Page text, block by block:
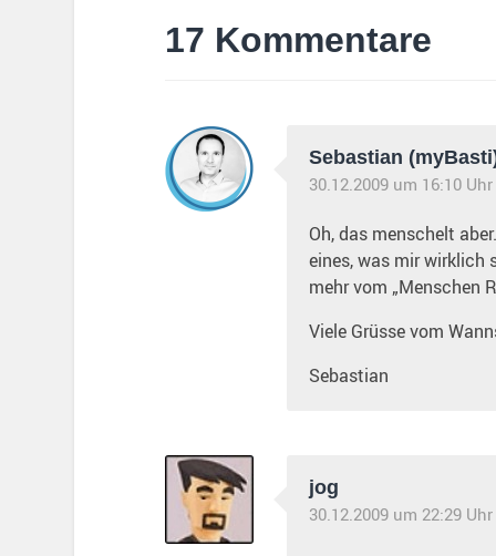
17 Kommentare
Sebastian
30.12.2009 um 16:10 Uhr
Oh, das menschelt
eines, was mir wirklich
mehr vom „Menschen
Viele Grüsse vom
Sebastian
jog
30.12.2009 um 22:29 Uhr